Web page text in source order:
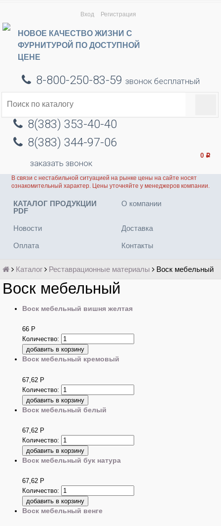
Вход Регистрация
НОВОЕ КАЧЕСТВО ЖИЗНИ С
ФУРНИТУРОЙ ПО ДОСТУПНОЙ
ЦЕНЕ
8-800-250-83-59 звонок бесплатный
8(383) 353-40-40
8(383) 344-97-06
заказать звонок
0 Р
В связи с нестабильной ситуацией на рынке цены на сайте носят
ознакомительный характер. Цены уточняйте у менеджеров компании.
КАТАЛОГ ПРОДУКЦИИ
PDF
О компании
Новости Доставка
Оплата Контакты
Каталог Реставрационные материалы Воск мебельный
Воск мебельный
Воск мебельный вишня желтая
66 Р
Количество:
Воск мебельный кремовый
67,62 Р
Количество:
Воск мебельный белый
67,62 Р
Количество:
Воск мебельный бук натура
67,62 Р
Количество:
Воск мебельный венге